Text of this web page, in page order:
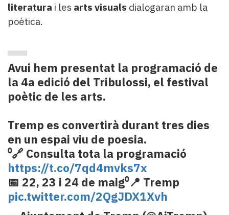
literatura i les arts visuals dialogaran amb la
poètica.
Avui hem presentat la programació de
la 4a edició del Tribulossi, el festival
poètic de les arts.
Tremp es convertirà durant tres dies
en un espai viu de poesia.
⁰🔗 Consulta tota la programació
https://t.co/7qd4mvks7x
📅 22, 23 i 24 de maig⁰📍 Tremp
pic.twitter.com/2QgJDX1Xvh